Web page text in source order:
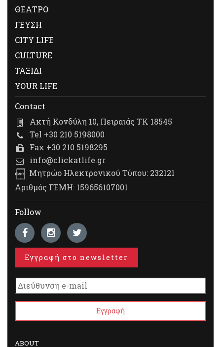
ΘΕΑΤΡΟ
ΓΕΥΣΗ
CITY LIFE
CULTURE
ΤΑΞΙΔΙ
YOUR LIFE
Contact
Ακτή Κονδύλη 10, Πειραιάς ΤΚ 18545
Tel +30 210 5198000
Fax +30 210 5198295
info@clickatlife.gr
Μητρώο Ηλεκτρονικού Τύπου: 232121
Αριθμός ΓΕΜΗ: 159656107001
Follow
Εγγραφή στο newsletter
ABOUT